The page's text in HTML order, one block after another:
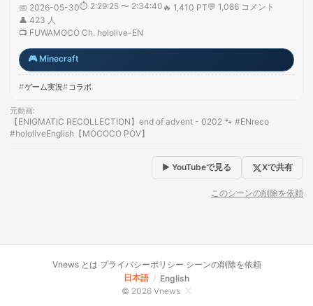
📅 2026-05-30⏱ 2:29:25 〜 2:34:40 🔥 1,410 PT💬 1,086 コメント
👤 423 人
📺 FUWAMOCO Ch. hololive-EN
🎮 Minecraft
ゲーム実況 コラボ
元動画:
【ENIGMATIC RECOLLECTION】end of advent - 0202 🐾 #ENreco
#hololiveEnglish【MOCOCO POV】
▶ YouTubeで見る Xで共有
このシーンの削除を依頼
Vnews とは·プライバシーポリシー·シーンの削除を依頼
日本語 / English
© 2026 Vnews